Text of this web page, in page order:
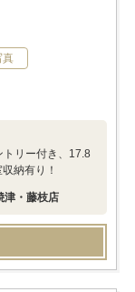
真
トリー付き、17.8
納有り！
津・藤枝店